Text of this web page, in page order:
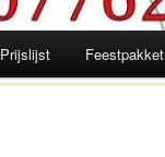
Prijslijst Feestpakket